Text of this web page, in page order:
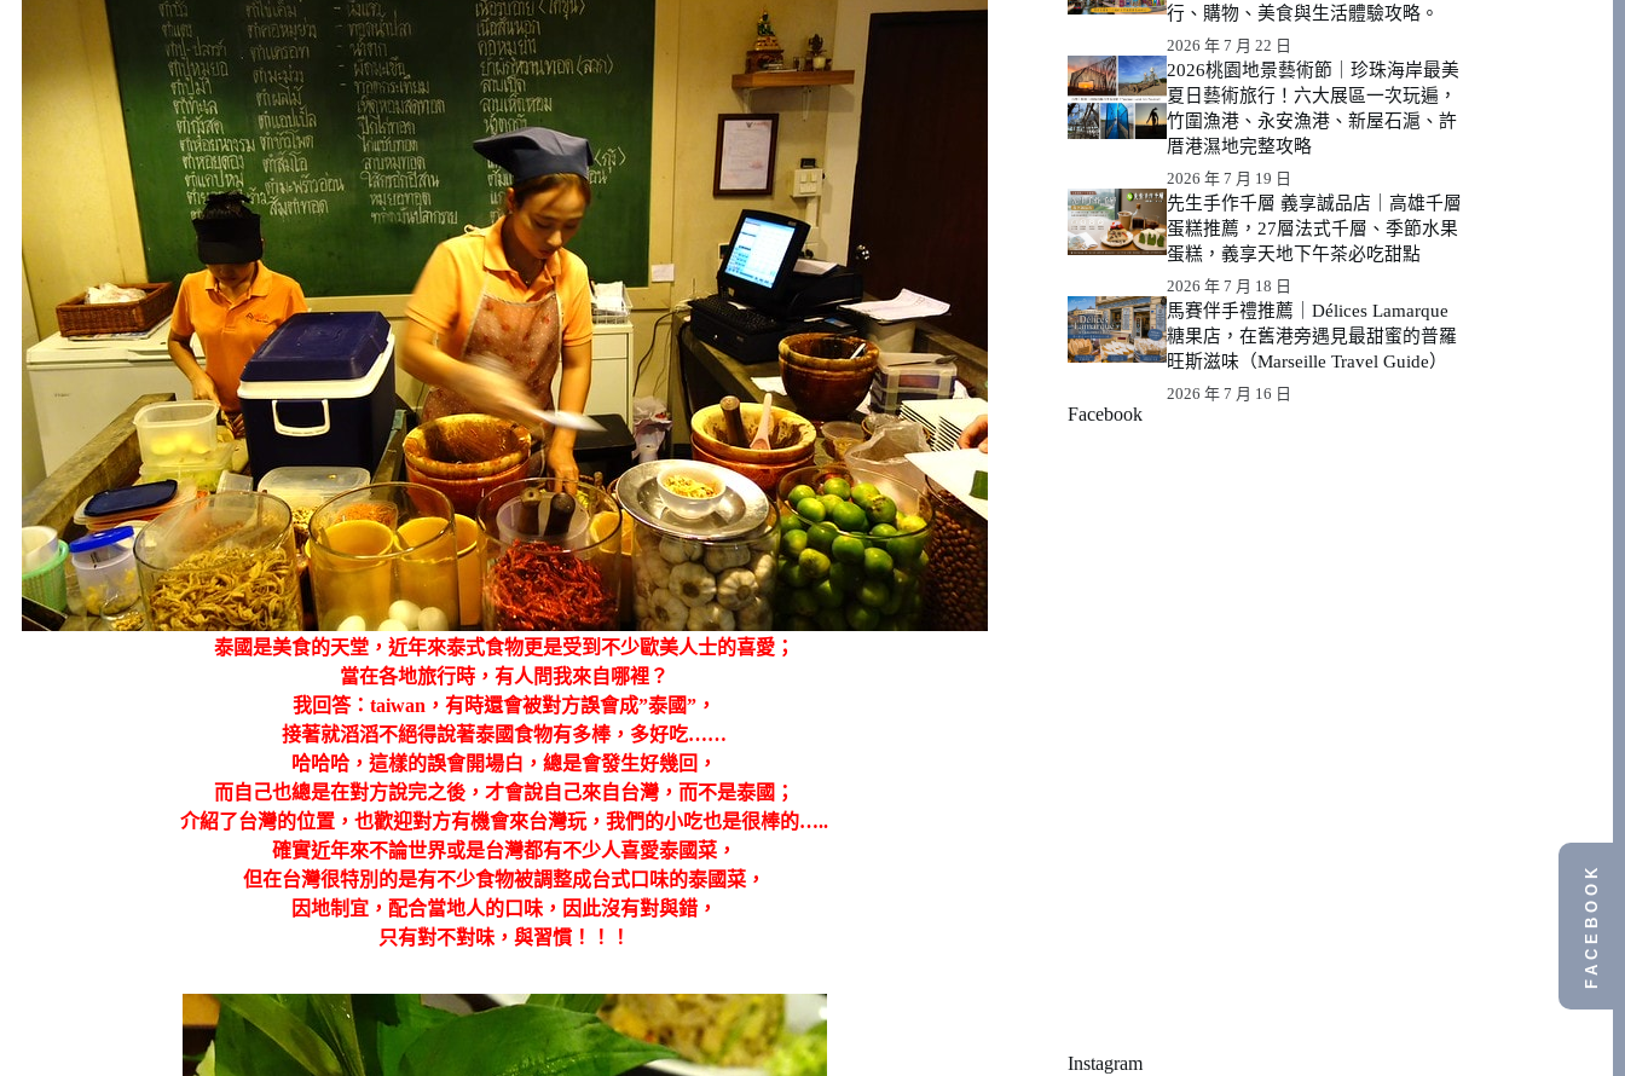
泰國是美食的天堂，近年來泰式食物更是受到不少歐美人士的喜愛；
當在各地旅行時，有人問我來自哪裡？
我回答：taiwan，有時還會被對方誤會成”泰國”，
接著就滔滔不絕得說著泰國食物有多棒，多好吃……
哈哈哈，這樣的誤會開場白，總是會發生好幾回，
而自己也總是在對方說完之後，才會說自己來自台灣，而不是泰國；
介紹了台灣的位置，也歡迎對方有機會來台灣玩，我們的小吃也是很棒的…..
確實近年來不論世界或是台灣都有不少人喜愛泰國菜，
但在台灣很特別的是有不少食物被調整成台式口味的泰國菜，
因地制宜，配合當地人的口味，因此沒有對與錯，
只有對不對味，與習慣！！！
行、購物、美食與生活體驗攻略。
2026 年 7 月 22 日
2026桃園地景藝術節｜珍珠海岸最美
夏日藝術旅行！六大展區一次玩遍，
竹圍漁港、永安漁港、新屋石滬、許
厝港濕地完整攻略
2026 年 7 月 19 日
先生手作千層 義享誠品店｜高雄千層
蛋糕推薦，27層法式千層、季節水果
蛋糕，義享天地下午茶必吃甜點
2026 年 7 月 18 日
馬賽伴手禮推薦｜Délices Lamarque
糖果店，在舊港旁遇見最甜蜜的普羅
旺斯滋味（Marseille Travel Guide）
2026 年 7 月 16 日
Facebook
Instagram
FACEBOOK